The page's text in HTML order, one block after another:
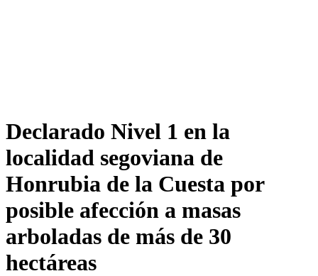
Declarado Nivel 1 en la
localidad segoviana de
Honrubia de la Cuesta por
posible afección a masas
arboladas de más de 30
hectáreas